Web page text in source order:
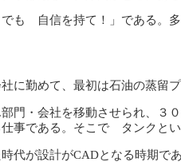
も 自信を持て！」である。
に勤めて、最初は石油の蒸留プ
門・会社を移動させられ、３
事である。そこで タンクと
代が設計がCADとなる時期で